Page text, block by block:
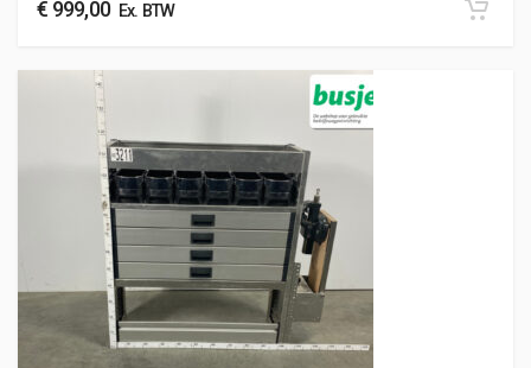
€ 999,00Ex. BTW